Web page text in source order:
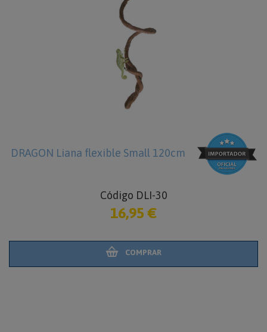
DRAGON Liana flexible Small 120cm
Código DLI-30
16,95 €
COMPRAR